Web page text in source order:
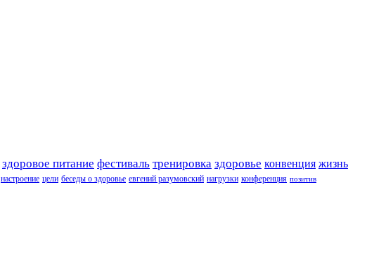
здоровое питание фестиваль тренировка здоровье конвенция жизнь
настроение цели беседы о здоровье евгений разумовский нагрузки конференция позитив